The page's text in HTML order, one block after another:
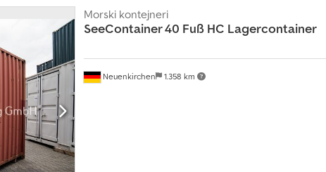
Neuenkirchen 1.358 km
Morski kontejneri
SeeContainer 40 Fuß HC Lagercontainer